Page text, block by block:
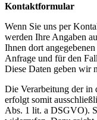
Kontaktformular
Wenn Sie uns per
werden Ihre Angaben
Ihnen dort
Anfrage und für den
Diese Daten geben wir
Die Verarbeitung der in
erfolgt somit
Abs. 1 lit. a DSGVO).